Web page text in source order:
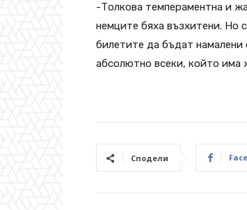
-Толкова темпераментна и
немците бяха възхитени. Но
билетите да бъдат
абсолютно всеки, който има
Сподели